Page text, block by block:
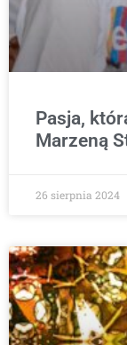
Pasja,
Marzeną
26 sierpnia 2024